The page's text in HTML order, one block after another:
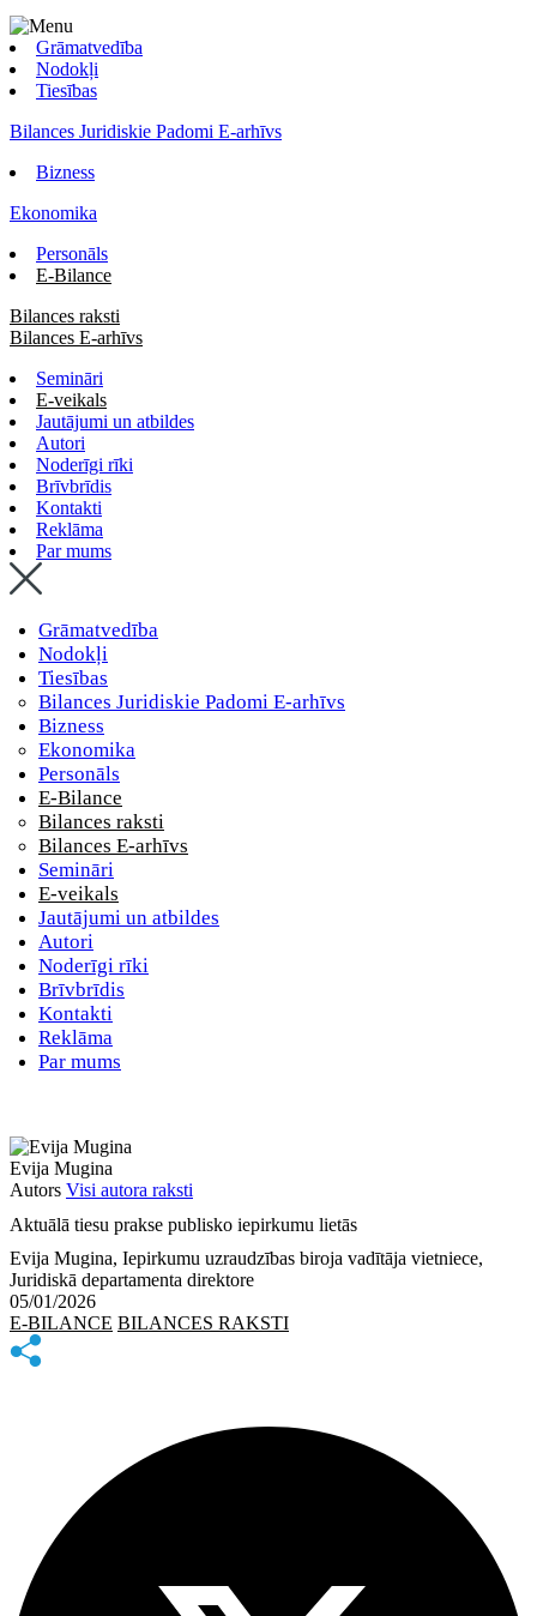
Grāmatvedība
Nodokļi
Tiesības
Bilances Juridiskie Padomi E-arhīvs
Bizness
Ekonomika
Personāls
E-Bilance
Bilances raksti
Bilances E-arhīvs
Semināri
E-veikals
Jautājumi un atbildes
Autori
Noderīgi rīki
Brīvbrīdis
Kontakti
Reklāma
Par mums
Grāmatvedība
Nodokļi
Tiesības
Bilances Juridiskie Padomi E-arhīvs
Bizness
Ekonomika
Personāls
E-Bilance
Bilances raksti
Bilances E-arhīvs
Semināri
E-veikals
Jautājumi un atbildes
Autori
Noderīgi rīki
Brīvbrīdis
Kontakti
Reklāma
Par mums
Evija Mugina
Autors Visi autora raksti
Aktuālā tiesu prakse publisko iepirkumu lietās
Evija Mugina, Iepirkumu uzraudzības biroja vadītāja vietniece,
Juridiskā departamenta direktore
05/01/2026
E-BILANCE BILANCES RAKSTI